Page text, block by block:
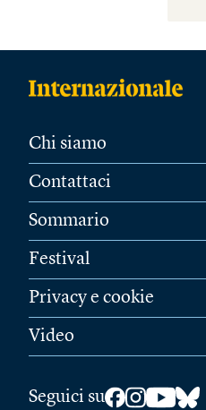
Chi siamo
Contattaci
Sommario
Festival
Privacy e cookie
Video
Seguici su